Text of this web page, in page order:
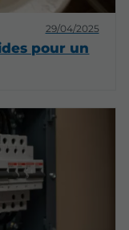
29/04/2025
pour un